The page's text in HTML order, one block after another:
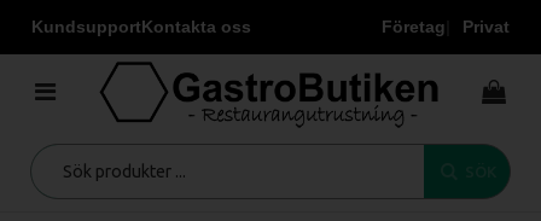
KundsupportKontakta oss Företag Privat